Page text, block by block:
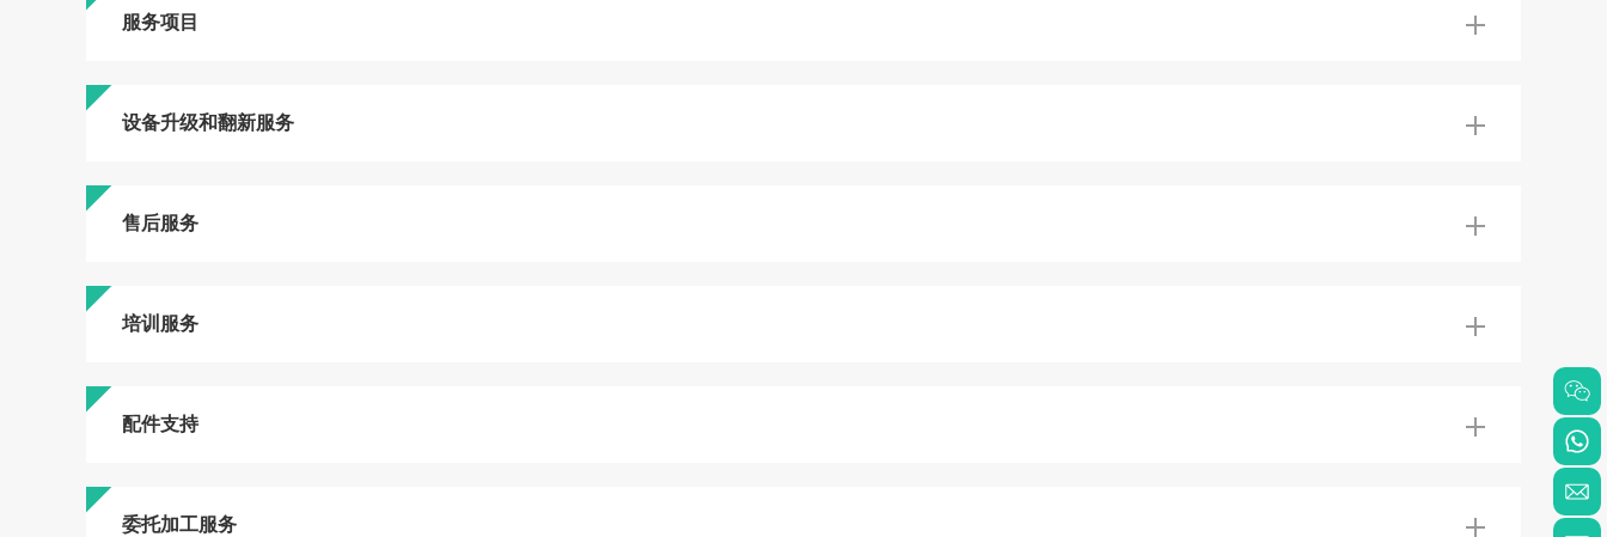
服务项目
设备升级和翻新服务
售后服务
培训服务
配件支持
委托加工服务